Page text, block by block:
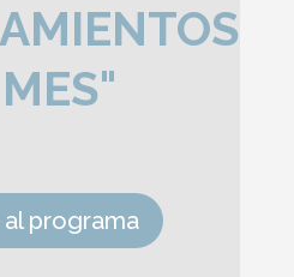
programa